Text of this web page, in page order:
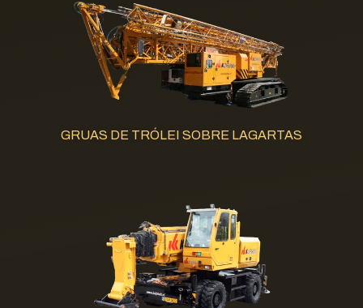
GRUAS DE TRÓLEI SOBRE LAGARTAS